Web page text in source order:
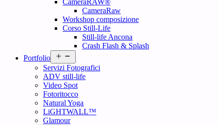
CameraRAW®
CameraRaw
Workshop composizione
Corso Still-Life
Still-life Ancona
Crash Flash & Splash
Portfolio
menu
Servizi Fotografici
ADV still-life
Video Spot
Fotoritocco
Natural Yoga
LiGHTWALL™
Glamour